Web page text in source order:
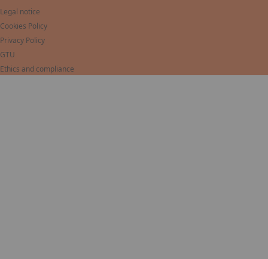
Legal notice
Cookies Policy
Privacy Policy
GTU
Ethics and compliance